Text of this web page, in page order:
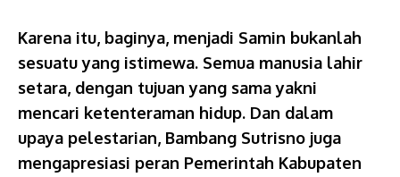
Karena itu, baginya, menjadi Samin bukanlah
sesuatu yang istimewa. Semua manusia lahir
setara, dengan tujuan yang sama yakni
mencari ketenteraman hidup. Dan dalam
upaya pelestarian, Bambang Sutrisno juga
mengapresiasi peran Pemerintah Kabupaten